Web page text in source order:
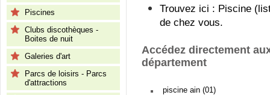
Piscines
Clubs discothèques -
Boites de nuit
Galeries d'art
Parcs de loisirs - Parcs
d'attractions
Trouvez ici : Piscine
de chez vous.
Accédez directement
département
piscine ain (01)